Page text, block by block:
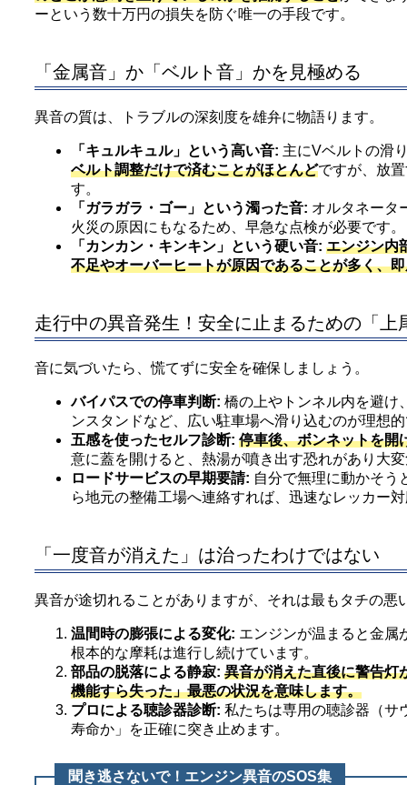
ーという数十万円の損失を防ぐ唯一の手段です。
「金属音」か「ベルト音」かを見極める
異音の質は、トラブルの深刻度を雄弁に物語ります。
「キュルキュル」という高い音: 主にVベルトの滑
ベルト調整だけで済むことがほとんどですが、放
す。
「ガラガラ・ゴー」という濁った音: オルタネータ
火災の原因にもなるため、早急な点検が必要です。
「カンカン・キンキン」という硬い音: エンジン内
不足やオーバーヒートが原因であることが多く、
走行中の異音発生！安全に止まるための「
音に気づいたら、慌てずに安全を確保しましょう。
バイパスでの停車判断: 橋の上やトンネル内を避け
ンスタンドなど、広い駐車場へ滑り込むのが理想
五感を使ったセルフ診断: 停車後、ボンネットを開
意に蓋を開けると、熱湯が噴き出す恐れがあり大
ロードサービスの早期要請: 自分で無理に動かそう
ら地元の整備工場へ連絡すれば、迅速なレッカー
「一度音が消えた」は治ったわけではない
異音が途切れることがありますが、それは最もタチの悪
温間時の膨張による変化: エンジンが温まると金属
根本的な摩耗は進行し続けています。
部品の脱落による静寂: 異音が消えた直後に警告灯
機能すら失った」最悪の状況を意味します。
プロによる聴診器診断: 私たちは専用の聴診器（サ
寿命か」を正確に突き止めます。
聞き逃さないで！エンジン異音のSOS集